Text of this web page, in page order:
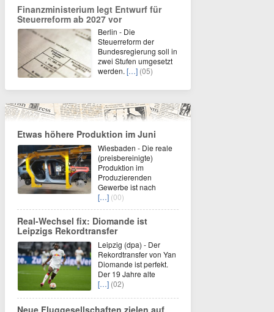
Finanzministerium legt Entwurf für
Steuerreform ab 2027 vor
Berlin - Die
Steuerreform der
Bundesregierung soll in
zwei Stufen umgesetzt
werden. […] (05)
Etwas höhere Produktion im Juni
Wiesbaden - Die reale
(preisbereinigte)
Produktion im
Produzierenden
Gewerbe ist nach
[…] (00)
Real-Wechsel fix: Diomande ist
Leipzigs Rekordtransfer
Leipzig (dpa) - Der
Rekordtransfer von Yan
Diomande ist perfekt.
Der 19 Jahre alte
[…] (02)
Neue Fluggesellschaften zielen auf